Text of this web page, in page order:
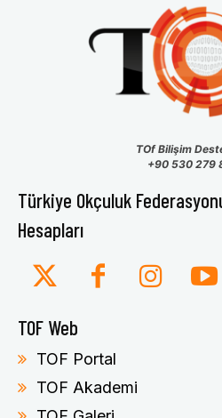
TOf Bilişim
+90 530 279
Türkiye Okçuluk
Hesapları
TOF Web
TOF Portal
TOF Akademi